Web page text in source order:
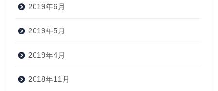
2019年6月
2019年5月
2019年4月
2018年11月